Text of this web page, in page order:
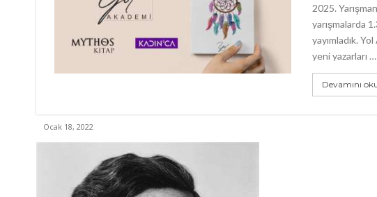
2025.
yarışmalarda
yayımladık. Yol
yeni yazarları …
Devamını
Ocak 18, 2022